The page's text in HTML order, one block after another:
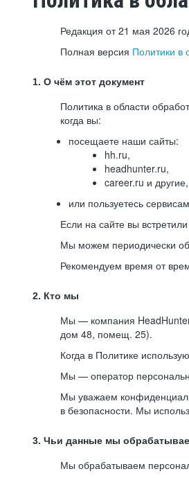
Редакция от 21 мая 2026
Полная версия Политики в
1. О чём этот документ
Политика в области
когда вы:
посещаете наши сайты:
hh.ru,
headhunter.ru,
career.ru и
или пользуетесь
Если на сайте вы
Мы можем периодически
Рекомендуем время от
2. Кто мы
Мы — компания HeadHunter
дом 48, помещ. 25).
Когда в Политике
Мы — оператор
Мы уважаем
в безопасности. Мы
3. Чьи данные мы
Мы обрабатываем